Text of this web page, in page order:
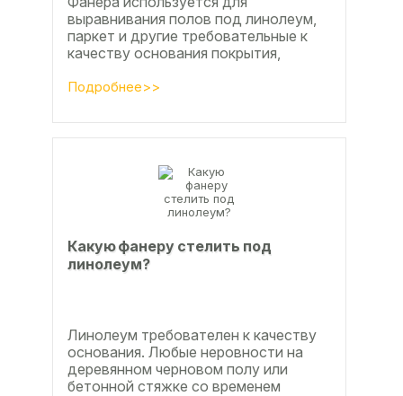
выравнивания полов под линолеум,
паркет и другие требовательные к
качеству основания покрытия,
по деревянным лагам или...
Подробнее>>
Какую фанеру стелить под
линолеум?
Линолеум требователен к качеству
основания. Любые неровности на
деревянном черновом полу или
бетонной стяжке со временем